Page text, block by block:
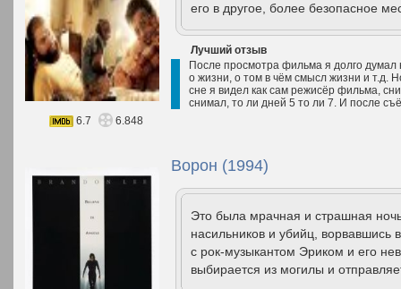
его в другое, более безопасное
Лучший отзыв
После просмотра фильма я долго думал
о жизни, о том в чём смысл жизни и т.д.
сне я видел как сам режисёр фильма,
снимал, то ли дней 5 то ли 7. И после
6.7
6.848
Ворон (1994)
Это была мрачная и страшная
насильников и убийц,
с рок-музыкантом Эриком и его
выбирается из могилы и